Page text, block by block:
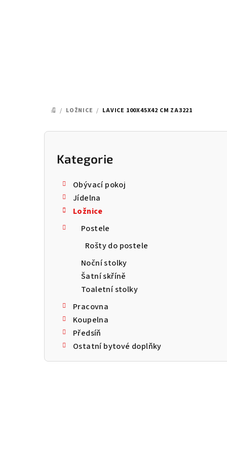
DOMŮ
/ LOŽNICE / LAVICE 100X45X42 CM ZA3221
P
Přeskočit
kategorie
Kategorie
Obývací pokoj
Jídelna
Ložnice
Postele
Rošty do postele
Noční stolky
Šatní skříně
Toaletní stolky
Pracovna
Koupelna
Předsíň
Ostatní bytové doplňky